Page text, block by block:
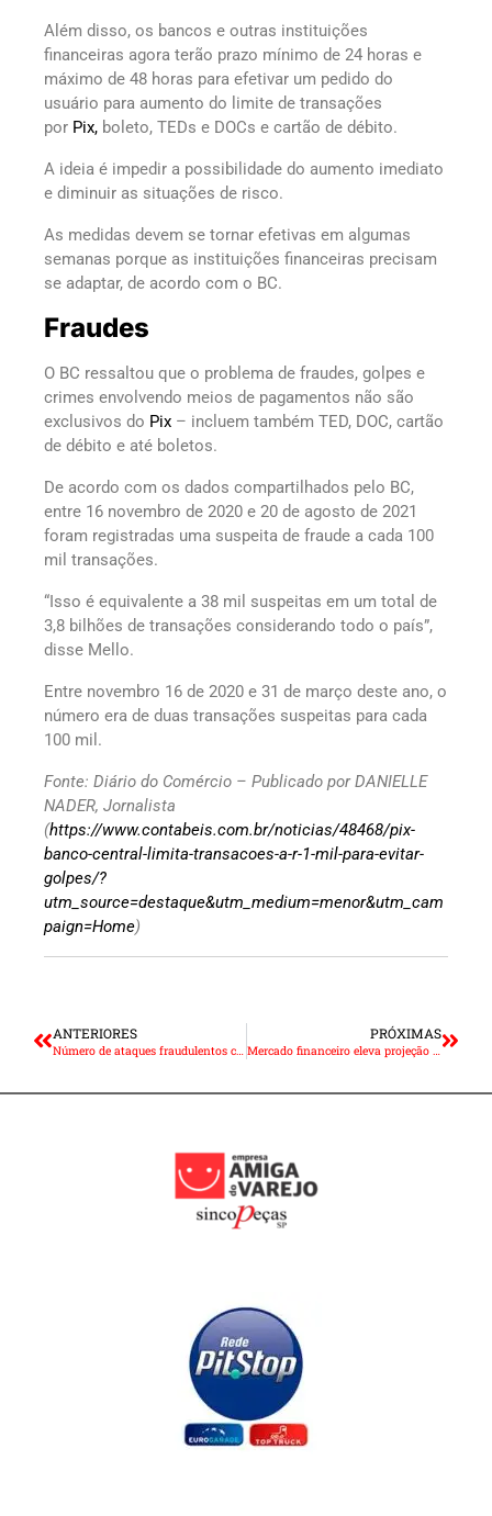
Além disso, os bancos e outras instituições
financeiras agora terão prazo mínimo de 24 horas e
máximo de 48 horas para efetivar um pedido do
usuário para aumento do limite de transações
por Pix, boleto, TEDs e DOCs e cartão de débito.
A ideia é impedir a possibilidade do aumento imediato
e diminuir as situações de risco.
As medidas devem se tornar efetivas em algumas
semanas porque as instituições financeiras precisam
se adaptar, de acordo com o BC.
Fraudes
O BC ressaltou que o problema de fraudes, golpes e
crimes envolvendo meios de pagamentos não são
exclusivos do Pix – incluem também TED, DOC, cartão
de débito e até boletos.
De acordo com os dados compartilhados pelo BC,
entre 16 novembro de 2020 e 20 de agosto de 2021
foram registradas uma suspeita de fraude a cada 100
mil transações.
“Isso é equivalente a 38 mil suspeitas em um total de
3,8 bilhões de transações considerando todo o país”,
disse Mello.
Entre novembro 16 de 2020 e 31 de março deste ano, o
número era de duas transações suspeitas para cada
100 mil.
Fonte: Diário do Comércio – Publicado por DANIELLE
NADER, Jornalista
(https://www.contabeis.com.br/noticias/48468/pix-
banco-central-limita-transacoes-a-r-1-mil-para-evitar-
golpes/?
utm_source=destaque&utm_medium=menor&utm_cam
paign=Home)
ANTERIORES
Número de ataques fraudulentos cresce no primeiro semestre
PRÓXIMAS